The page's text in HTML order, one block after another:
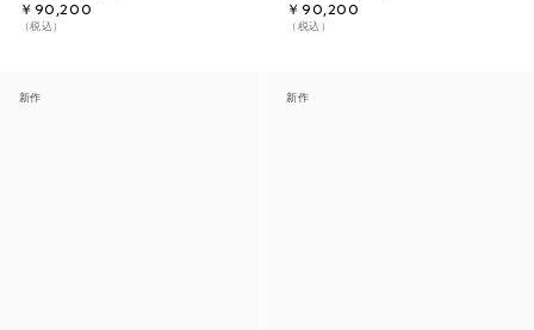
￥90,200
（税込）
￥90,200
（税込）
新作 新作